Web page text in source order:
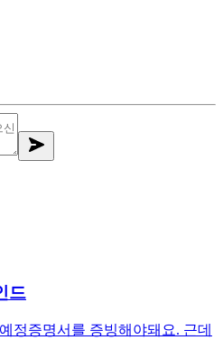
드
정증명서를 증빙해야돼요. 근데